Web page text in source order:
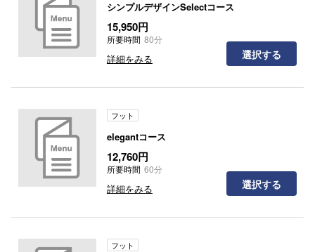
シンプルデザインSelectコース
15,950円
所要時間 80分
詳細をみる 選択する
フット
elegantコース
12,760円
所要時間 60分
詳細をみる 選択する
フット